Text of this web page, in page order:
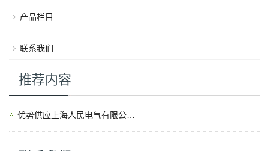
产品栏目
联系我们
推荐内容
优势供应上海人民电气有限公司产品